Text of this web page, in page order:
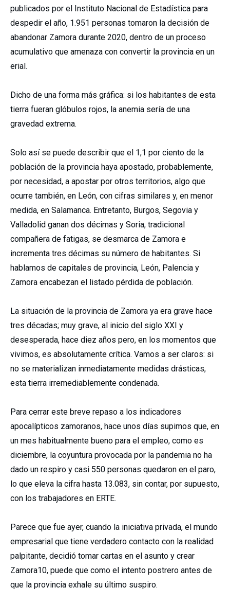
publicados por el Instituto Nacional de Estadística para
despedir el año, 1.951 personas tomaron la decisión de
abandonar Zamora durante 2020, dentro de un proceso
acumulativo que amenaza con convertir la provincia en un
erial.
Dicho de una forma más gráfica: si los habitantes de esta
tierra fueran glóbulos rojos, la anemia sería de una
gravedad extrema.
Solo así se puede describir que el 1,1 por ciento de la
población de la provincia haya apostado, probablemente,
por necesidad, a apostar por otros territorios, algo que
ocurre también, en León, con cifras similares y, en menor
medida, en Salamanca. Entretanto, Burgos, Segovia y
Valladolid ganan dos décimas y Soria, tradicional
compañera de fatigas, se desmarca de Zamora e
incrementa tres décimas su número de habitantes. Si
hablamos de capitales de provincia, León, Palencia y
Zamora encabezan el listado pérdida de población.
La situación de la provincia de Zamora ya era grave hace
tres décadas; muy grave, al inicio del siglo XXI y
desesperada, hace diez años pero, en los momentos que
vivimos, es absolutamente crítica. Vamos a ser claros: si
no se materializan inmediatamente medidas drásticas,
esta tierra irremediablemente condenada.
Para cerrar este breve repaso a los indicadores
apocalípticos zamoranos, hace unos días supimos que, en
un mes habitualmente bueno para el empleo, como es
diciembre, la coyuntura provocada por la pandemia no ha
dado un respiro y casi 550 personas quedaron en el paro,
lo que eleva la cifra hasta 13.083, sin contar, por supuesto,
con los trabajadores en ERTE.
Parece que fue ayer, cuando la iniciativa privada, el mundo
empresarial que tiene verdadero contacto con la realidad
palpitante, decidió tomar cartas en el asunto y crear
Zamora10, puede que como el intento postrero antes de
que la provincia exhale su último suspiro.